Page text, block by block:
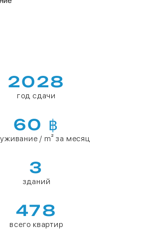
2028
год сдачи
60 ฿
/ m² за месяц
3
зданий
478
всего квартир